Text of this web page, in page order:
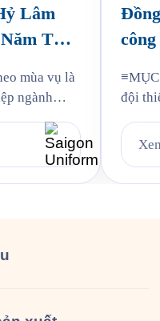
Lâm
Thứ
mùa vụ là
ngành
lên, mỗi năm
Lâm Môn
đội
mẫu
Quy